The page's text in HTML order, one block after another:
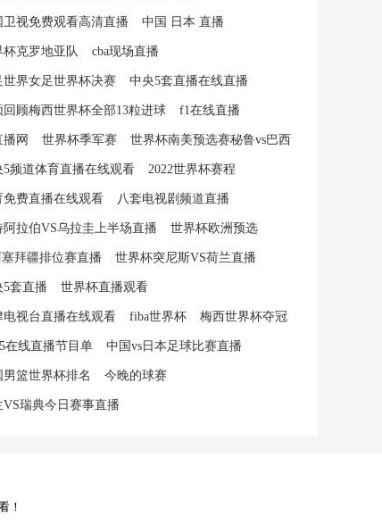
卫视免费观看高清直播 中国 日本 直播
杯克罗地亚队 cba现场直播
世界女足世界杯决赛 中央5套直播在线直播
回顾梅西世界杯全部13粒进球 f1在线直播
播网 世界杯季军赛 世界杯南美预选赛秘鲁vs巴西
5频道体育直播在线观看 2022世界杯赛程
免费直播在线观看 八套电视剧频道直播
阿拉伯VS乌拉圭上半场直播 世界杯欧洲预选
拜疆排位赛直播 世界杯突尼斯VS荷兰直播
5套直播 世界杯直播观看
电视台直播在线观看 fiba世界杯 梅西世界杯夺冠
在线直播节目单 中国vs日本足球比赛直播
男篮世界杯排名 今晚的球赛
VS瑞典今日赛事直播
！